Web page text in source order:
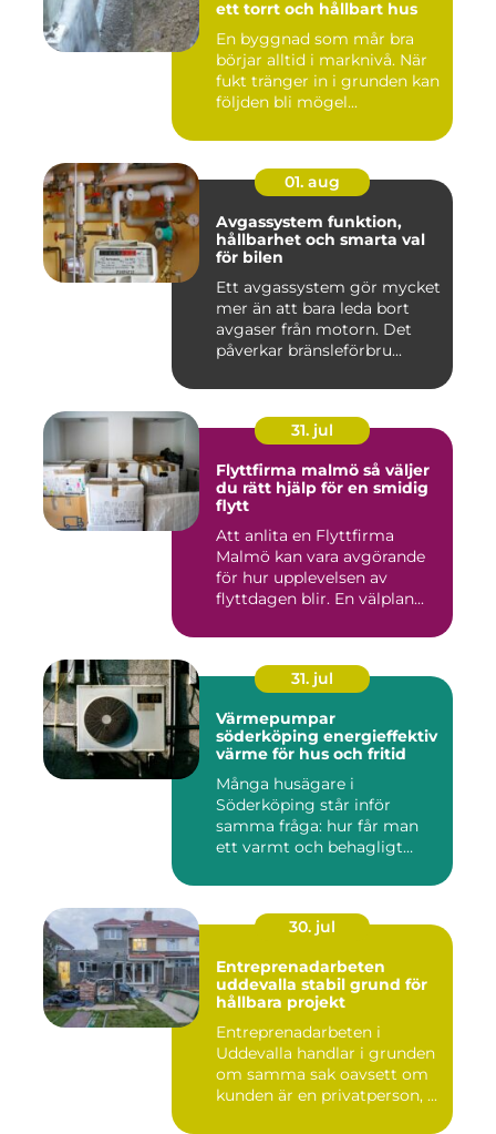
ett torrt och hållbart hus
En byggnad som mår bra
börjar alltid i marknivå. När
fukt tränger in i grunden kan
följden bli mögel...
01. aug
Avgassystem funktion,
hållbarhet och smarta val
för bilen
Ett avgassystem gör mycket
mer än att bara leda bort
avgaser från motorn. Det
påverkar bränsleförbru...
31. jul
Flyttfirma malmö så väljer
du rätt hjälp för en smidig
flytt
Att anlita en Flyttfirma
Malmö kan vara avgörande
för hur upplevelsen av
flyttdagen blir. En välplan...
31. jul
Värmepumpar
söderköping energieffektiv
värme för hus och fritid
Många husägare i
Söderköping står inför
samma fråga: hur får man
ett varmt och behagligt
30. jul
Entreprenadarbeten
uddevalla stabil grund för
hållbara projekt
Entreprenadarbeten i
Uddevalla handlar i grunden
om samma sak oavsett om
kunden är en privatperson, ...